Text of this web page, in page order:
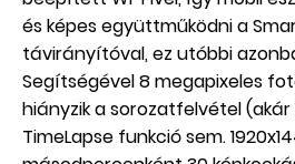
és képes együttműködni a
távirányítóval, ez utóbbi
Segítségével 8 megapixeles
hiányzik a sorozatfelvétel
TimeLapse funkció sem.